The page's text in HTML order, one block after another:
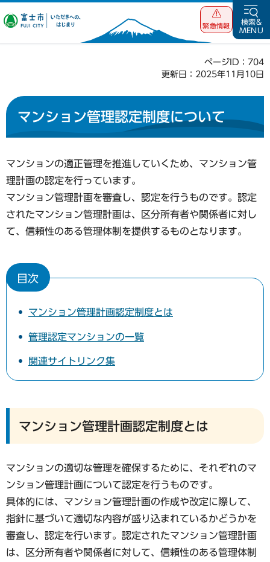
富士市 いただ
緊急情報
検索&
MENU
ページID：704
更新日：2025年11月10日
マンション管理認定制度について
マンションの適正管理を推進していくため、マンション管
理計画の認定を行っています。
マンション管理計画を審査し、認定を行うものです。認定
されたマンション管理計画は、区分所有者や関係者に対し
て、信頼性のある管理体制を提供するものとなります。
目次
マンション管理計画認定制度とは
管理認定マンションの一覧
関連サイトリンク集
マンション管理計画認定制度とは
マンションの適切な管理を確保するために、それぞれのマ
ンション管理計画について認定を行うものです。
具体的には、マンション管理計画の作成や改定に際して、
指針に基づいて適切な内容が盛り込まれているかどうかを
審査し、認定を行います。認定されたマンション管理計画
は、区分所有者や関係者に対して、信頼性のある管理体制